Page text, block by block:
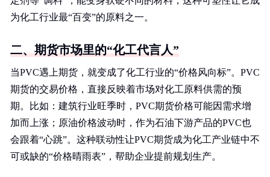
为化工行业最“百变”的原料之一。
二、期货市场里的“化工代言人”
当PVC遇上期货，就变成了化工行业的“价格风向标”。PVC
期货的交易价格，直接反映着市场对化工原料供需的预
期。比如：建筑行业旺季时，PVC期货价格可能因需求增
加而上涨；原油价格波动时，作为石油下游产品的PVC也
会跟着“心跳”。这种联动性让PVC期货成为化工产业链中不
可或缺的“价格晴雨表”，帮助企业提前规划生产。